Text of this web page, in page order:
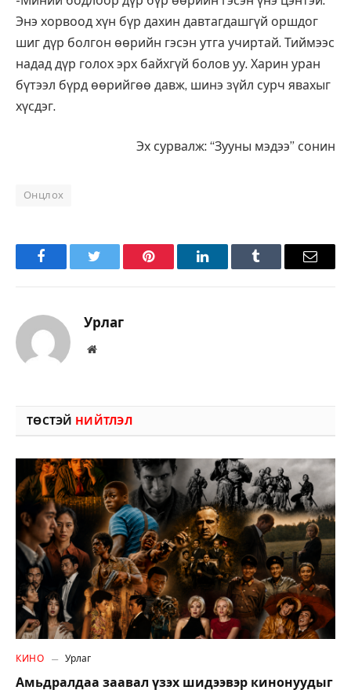
Энэ хорвоод хүн бүр дахин давтагдашгүй оршдог
шиг дүр болгон өөрийн гэсэн утга учиртай. Тиймээс
надад дүр голох эрх байхгүй болов уу. Харин уран
бүтээл бүрд өөрийгөө давж, шинэ зүйл сурч явахыг
хүсдэг.
Эх сурвалж: “Зууны мэдээ” сонин
Онцлох
FacebookTwitter Pinterest LinkedInTumblr Имэйл
Урлаг
Вэбсайт
ТӨСТЭЙ НИЙТЛЭЛ
КИНО Урлаг
Амьдралдаа заавал үзэх шидээвэр кинонуудыг